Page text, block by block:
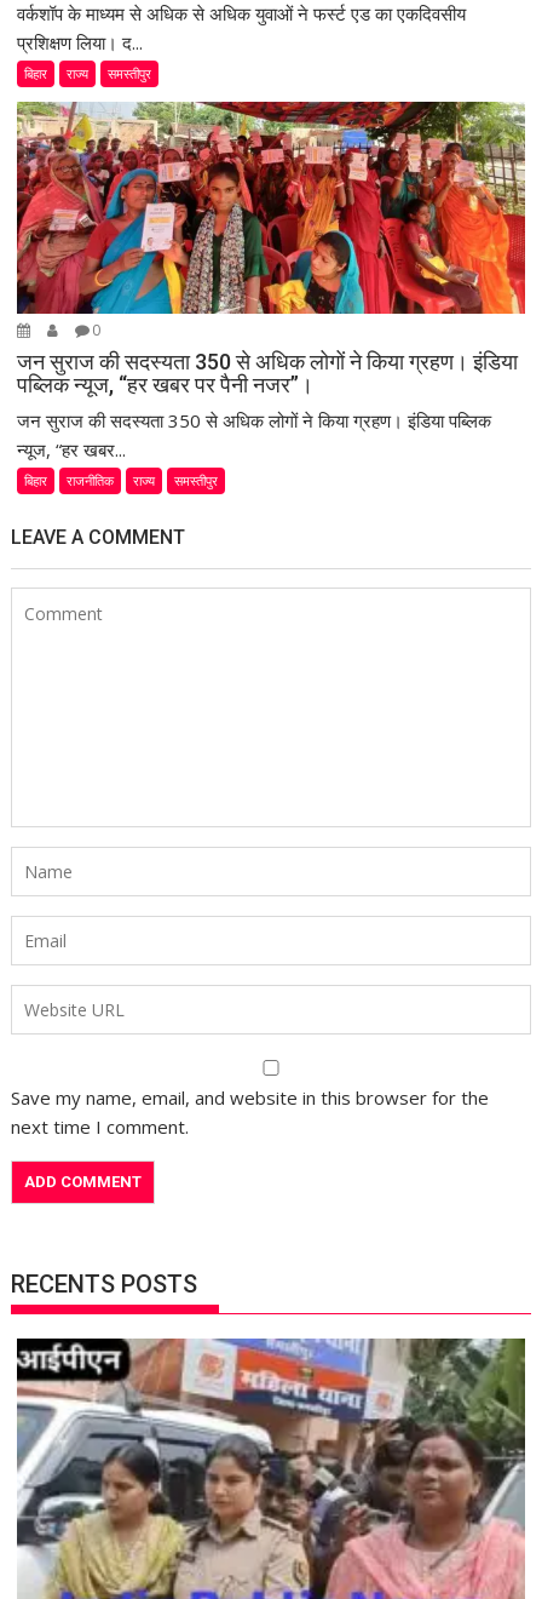
वर्कशॉप के माध्यम से अधिक से अधिक युवाओं ने फर्स्ट एड का एकदिवसीय
प्रशिक्षण लिया। द...
बिहार राज्य समस्तीपुर
0
जन सुराज की सदस्यता 350 से अधिक लोगों ने किया ग्रहण। इंडिया
पब्लिक न्यूज, “हर खबर पर पैनी नजर”।
जन सुराज की सदस्यता 350 से अधिक लोगों ने किया ग्रहण। इंडिया पब्लिक
न्यूज, “हर खबर...
बिहार राजनीतिक राज्य समस्तीपुर
LEAVE A COMMENT
Save my name, email, and website in this browser for the
next time I comment.
RECENTS POSTS